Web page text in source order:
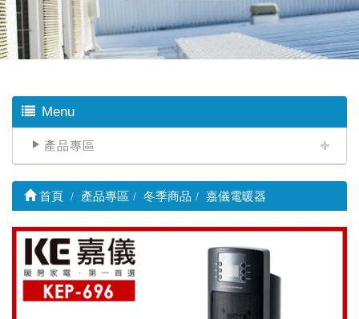
Menu
產品專區
首頁 產品專區 冬季商品 嘉儀電暖器